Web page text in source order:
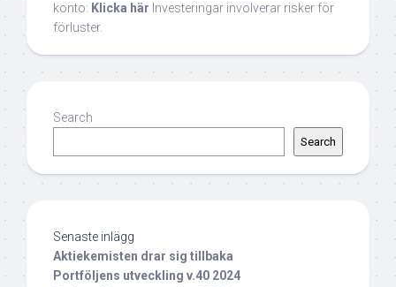
konto: Klicka här Investeringar involverar risker för
förluster.
Search
Search
Senaste inlägg
Aktiekemisten drar sig tillbaka
Portföljens utveckling v.40 2024